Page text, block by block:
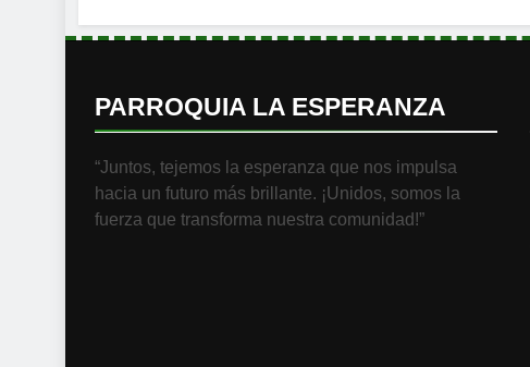
PARROQUIA LA ESPERANZA
“Juntos, tejemos la esperanza que nos impulsa
hacia un futuro más brillante. ¡Unidos, somos la
fuerza que transforma nuestra comunidad!”